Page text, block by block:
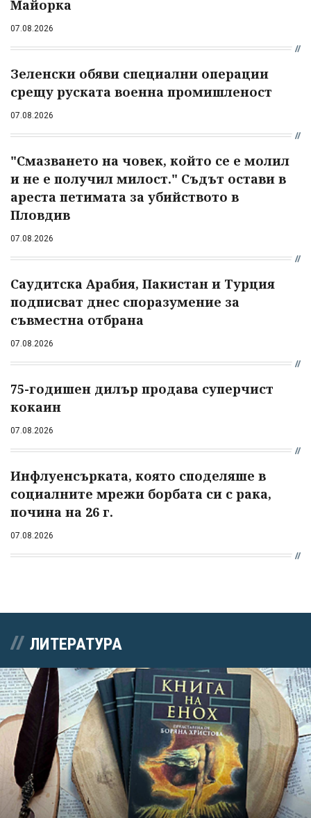
Майорка
07.08.2026
Зеленски обяви специални операции
срещу руската военна промишленост
07.08.2026
"Смазването на човек, който се е молил
и не е получил милост." Съдът остави в
ареста петимата за убийството в
Пловдив
07.08.2026
Саудитска Арабия, Пакистан и Турция
подписват днес споразумение за
съвместна отбрана
07.08.2026
75-годишен дилър продава суперчист
кокаин
07.08.2026
Инфлуенсърката, която споделяше в
социалните мрежи борбата си с рака,
почина на 26 г.
07.08.2026
ЛИТЕРАТУРА